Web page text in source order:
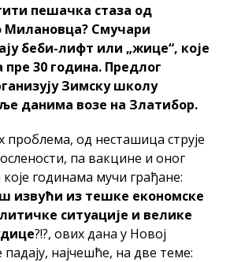
пешачка стаза од
Смучари
беби-лифт или „жице“, које
30 година. Предлог
Зимску школу
данима возе на Златибор.
од несташица струје
па вакцине и оног
годинама мучи грађане:
извући из тешке економске
ситуације и велике
?!?, ових дана у Новој
најчешће, на две теме: